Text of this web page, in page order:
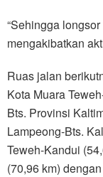
“Sehingga
mengakibatkan
Ruas jalan
Kota Muara
Bts. Provinsi
Lampeong-Bts.
Teweh-Kandui
(70,96 km)